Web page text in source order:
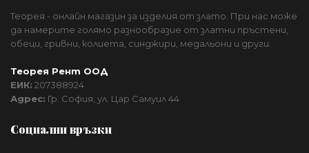
Теорея - онлайн магазин за изделия от злато. При нас може
да намерите голямо разнообразие от златни пръстени,
обеци, гривни, колиета, синджири, медальони и други.
Теорея Рент ООД
ЕИК: 207388924
Адрес: Гр. София, ул. Цар Самуил 44
Социални връзки